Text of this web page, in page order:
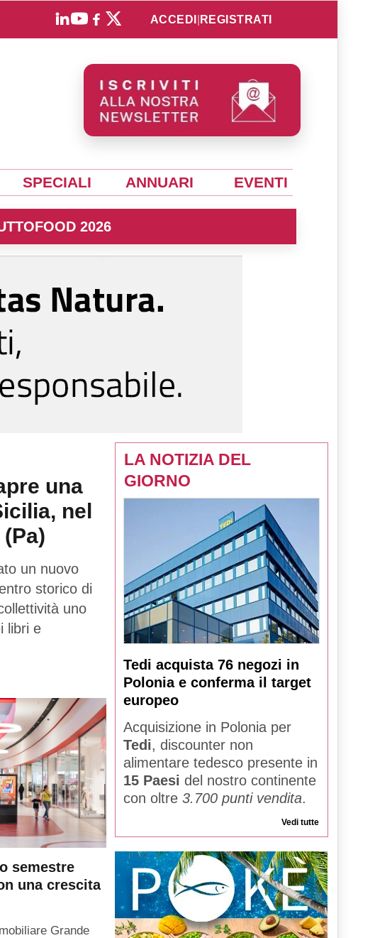
ACCEDI REGISTRATI
SPECIALI ANNUARI EVENTI
2026
una
nel
un nuovo
storico di
uno
libri e
semestre
una crescita
Grande
LA NOTIZIA DEL
GIORNO
Tedi acquista 76 negozi in
Polonia e conferma il target
europeo
Acquisizione in Polonia per
Tedi, discounter non
alimentare tedesco presente in
15 Paesi del nostro continente
con oltre 3.700 punti vendita.
Vedi tutte